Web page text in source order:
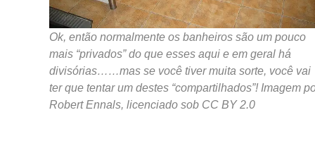
Ok, então normalmente os banheiros são um pouco
mais “privados” do que esses aqui e em geral há
divisórias……mas se você tiver muita sorte, você vai
ter que tentar um destes “compartilhados”! Imagem
Robert Ennals, licenciado sob CC BY 2.0